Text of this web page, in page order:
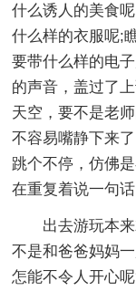
什么诱人的美食
什么样的衣服呢;
要带什么样的电
的声音，盖过了
天空，要不是老
不容易嘴静下来
跳个不停，仿佛
在重复着说一句
出去游玩本
不是和爸爸妈妈
怎能不令人开心